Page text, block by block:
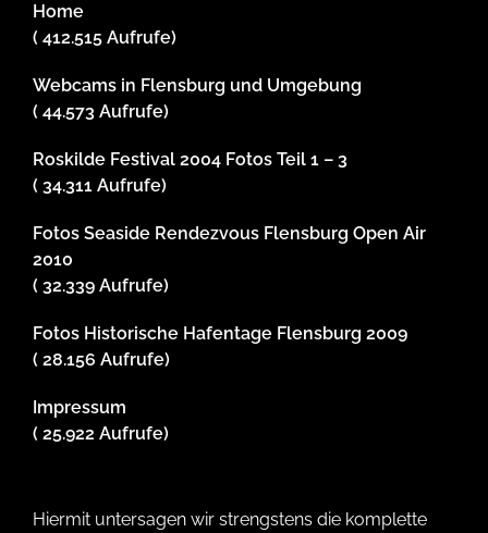
Home
( 412.515 Aufrufe)
Webcams in Flensburg und Umgebung
( 44.573 Aufrufe)
Roskilde Festival 2004 Fotos Teil 1 – 3
( 34.311 Aufrufe)
Fotos Seaside Rendezvous Flensburg Open Air
2010
( 32.339 Aufrufe)
Fotos Historische Hafentage Flensburg 2009
( 28.156 Aufrufe)
Impressum
( 25.922 Aufrufe)
Hiermit untersagen wir strengstens die komplette